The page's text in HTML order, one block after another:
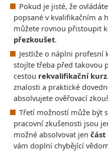
Pokud je jisté, že
popsané v kvalifikačním a
můžete rovnou přistoupit
přezkoušet.
Jestliže o náplni profesní
stojíte třeba před takovou
cestou rekvalifikační kurz
znalosti a praktické
absolvujete ověřovací
Třetí možností může být
pracovní zkušenosti jsou
možné absolvovat jen
vám doplní chybějící